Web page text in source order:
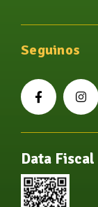
Seguinos
Data Fiscal